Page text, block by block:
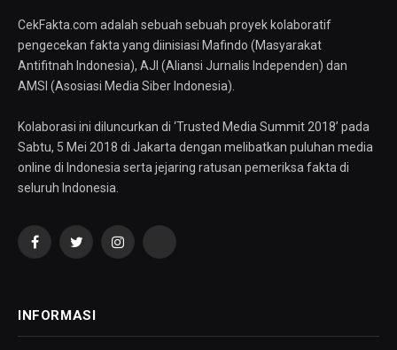
CekFakta.com adalah sebuah sebuah proyek kolaboratif
pengecekan fakta yang diinisiasi Mafindo (Masyarakat
Antifitnah Indonesia), AJI (Aliansi Jurnalis Independen) dan
AMSI (Asosiasi Media Siber Indonesia).
Kolaborasi ini diluncurkan di ‘Trusted Media Summit 2018’ pada
Sabtu, 5 Mei 2018 di Jakarta dengan melibatkan puluhan media
online di Indonesia serta jejaring ratusan pemeriksa fakta di
seluruh Indonesia.
FacebookTwitterInstagramYouTube
INFORMASI